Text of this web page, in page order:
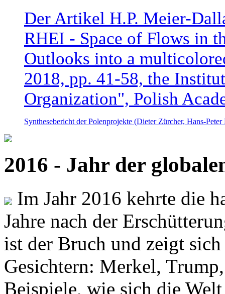
Der Artikel H.P. Meier-
RHEI - Space of Flows in
Outlooks into a
2018, pp. 41-58, the
Organization", Polish
Synthesebericht der Polenprojekte (Dieter Zürcher, Hans-
2016 - Jahr der
Im Jahr 2016 kehrte die
Jahre nach der
ist der Bruch und zeigt
Gesichtern: Merkel,
Beispiele, wie sich die